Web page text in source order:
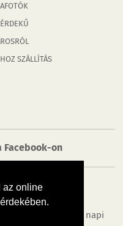
az online
SZÁLLÍTÁS
Facebook-on
programok, képek, napi